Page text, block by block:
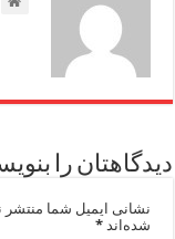
دیدگاهتان را
نشانی ایمیل شما منتشر
شده‌اند*